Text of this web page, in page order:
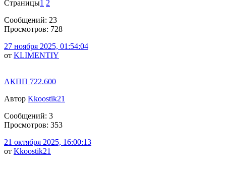
Страницы1 2
Сообщений: 23
Просмотров: 728
27 ноября 2025, 01:54:04
от KLIMENTIY
АКПП 722.600
Автор Kkoostik21
Сообщений: 3
Просмотров: 353
21 октября 2025, 16:00:13
от Kkoostik21